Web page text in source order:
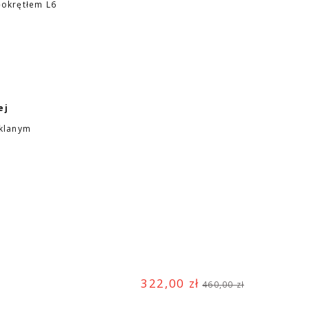
L6
322,00 zł 460,00 zł